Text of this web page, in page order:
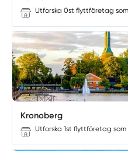
Utforska 0st flyttföretag
Kronoberg
Utforska 1st flyttföretag